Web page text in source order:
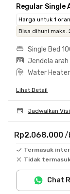
Regular Single
Harga untuk 1
Bisa dihuni maks.
Single Bed
Jendela arah
Water Heater
Lihat Detail
Jadwalkan
Rp2.068.000 /
Termasuk
Tidak
Chat